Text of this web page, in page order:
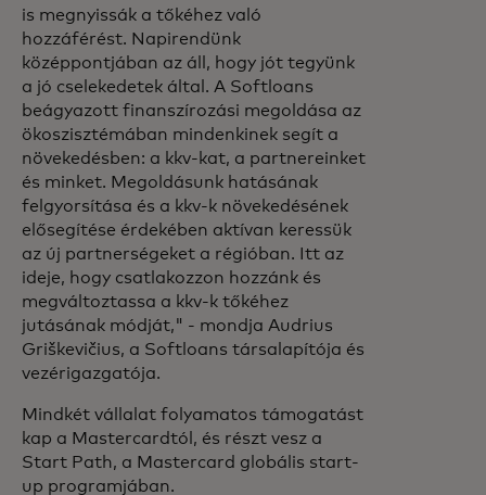
is megnyissák a tőkéhez való
hozzáférést. Napirendünk
középpontjában az áll, hogy jót tegyünk
a jó cselekedetek által. A Softloans
beágyazott finanszírozási megoldása az
ökoszisztémában mindenkinek segít a
növekedésben: a kkv-kat, a partnereinket
és minket. Megoldásunk hatásának
felgyorsítása és a kkv-k növekedésének
elősegítése érdekében aktívan keressük
az új partnerségeket a régióban. Itt az
ideje, hogy csatlakozzon hozzánk és
megváltoztassa a kkv-k tőkéhez
jutásának módját," - mondja Audrius
Griškevičius, a Softloans társalapítója és
vezérigazgatója.
Mindkét vállalat folyamatos támogatást
kap a Mastercardtól, és részt vesz a
Start Path, a Mastercard globális start-
up programjában.